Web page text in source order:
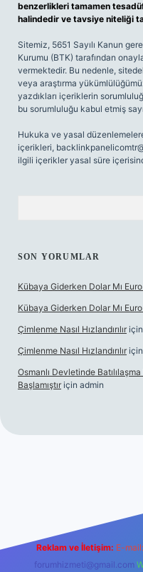
benzerlikleri tamamen
halindedir ve tavsiye niteliği
Sitemiz, 5651 Sayılı Kanun
Kurumu (BTK) tarafından
vermektedir. Bu nedenle,
veya araştırma
yazdıkları içeriklerin
bu sorumluluğu kabul etmiş
Hukuka ve yasal
içerikleri,
ilgili içerikler yasal süre
SON YORUMLAR
Kübaya Giderken Dolar Mı
Kübaya Giderken Dolar Mı
Çimlenme Nasıl Hızlandırılır için
Çimlenme Nasıl Hızlandırılır için
Osmanlı Devletinde
Başlamıştır için admin
Reklam ve İletişim: E-mail:
forumhizmeti@gmail.com